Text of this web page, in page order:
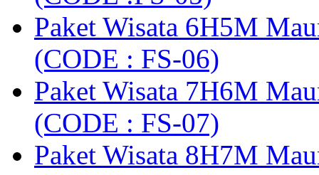
Paket Wisata 6H5M
(CODE : FS-06)
Paket Wisata 7H6M
(CODE : FS-07)
Paket Wisata 8H7M